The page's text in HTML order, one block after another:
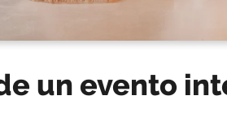
un evento